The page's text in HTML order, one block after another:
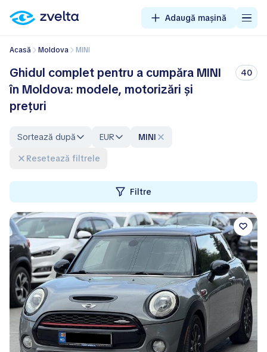
Adaugă mașină
Acasă Moldova MINI
Ghidul complet pentru a cumpăra MINI
în Moldova: modele, motorizări și
prețuri
40
Sortează după EUR
MINI
Resetează filtrele
Filtre